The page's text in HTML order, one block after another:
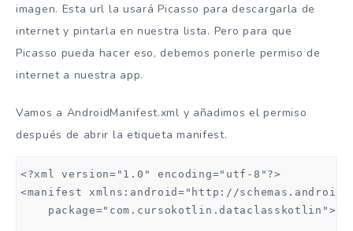
imagen. Esta url la usará Picasso para descargarla de
internet y pintarla en nuestra lista. Pero para que
Picasso pueda hacer eso, debemos ponerle permiso de
internet a nuestra app.
Vamos a AndroidManifest.xml y añadimos el permiso
después de abrir la etiqueta manifest.
<?xml version="1.0" encoding="utf-8"?>
<manifest xmlns:android="http://
    package="com.cursokotlin.dataclasskotlin">